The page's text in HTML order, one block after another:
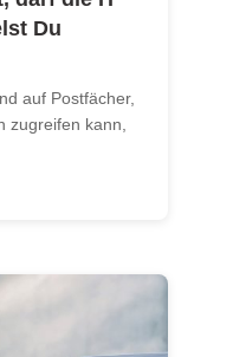
Du
auf Postfächer,
zugreifen kann,